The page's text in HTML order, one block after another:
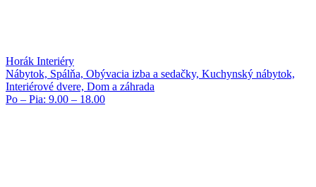
Horák Interiéry
Nábytok, Spálňa, Obývacia izba a sedačky, Kuchynský nábytok,
Interiérové dvere, Dom a záhrada
Po – Pia: 9.00 – 18.00